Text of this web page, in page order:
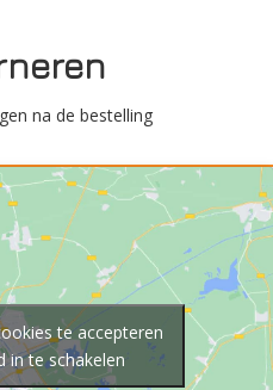
na de bestelling
te accepteren
in te schakelen